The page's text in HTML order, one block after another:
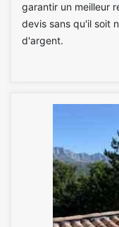
garantir un meilleur
devis sans qu'il soit
d'argent.